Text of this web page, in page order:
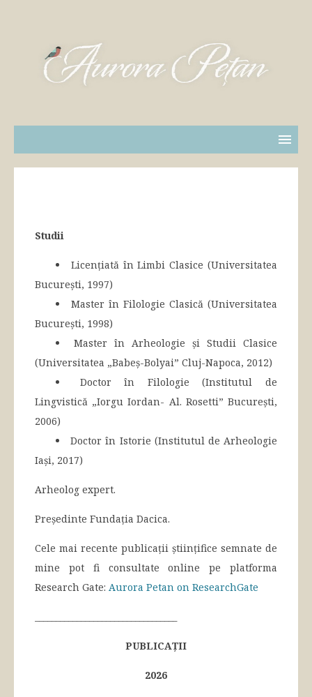
Studii
Licențiată în Limbi Clasice (Universitatea
București, 1997)
Master în Filologie Clasică (Universitatea
București, 1998)
Master în Arheologie și Studii Clasice
(Universitatea „Babeș-Bolyai” Cluj-Napoca, 2012)
Doctor în Filologie (Institutul de
Lingvistică „Iorgu Iordan- Al. Rosetti” București,
2006)
Doctor în Istorie (Institutul de Arheologie
Iași, 2017)
Arheolog expert.
Președinte Fundația Dacica.
Cele mai recente publicații științifice semnate de
mine pot fi consultate online pe platforma
Research Gate: Aurora Petan on ResearchGate
PUBLICAȚII
2026